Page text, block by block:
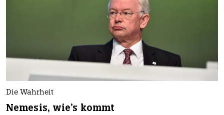
Die Wahrheit
Nemesis, wie's kommt